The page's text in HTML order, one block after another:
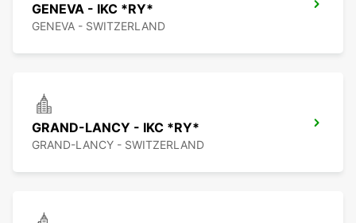
GENEVA - IKC *RY*
GENEVA - SWITZERLAND
GRAND-LANCY - IKC *RY*
GRAND-LANCY - SWITZERLAND